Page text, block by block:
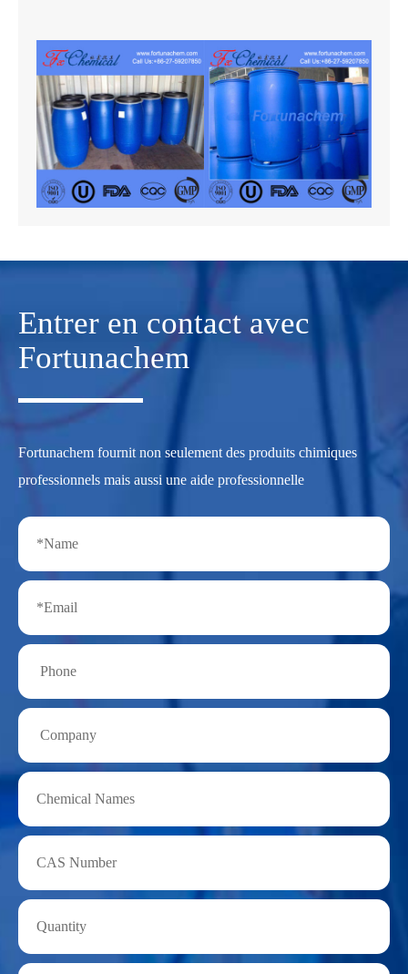
Entrer en contact avec
Fortunachem
Fortunachem fournit non seulement des produits chimiques
professionnels mais aussi une aide professionnelle